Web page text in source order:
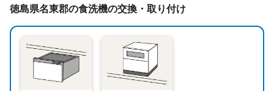
徳島県名東郡の食洗機の交換・取り付け